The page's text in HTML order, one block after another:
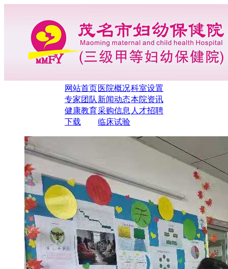
网站首页医院概况科室设置
专家团队 新闻动态本院资讯
健康教育采购信息 人才招聘
下载
临床试验